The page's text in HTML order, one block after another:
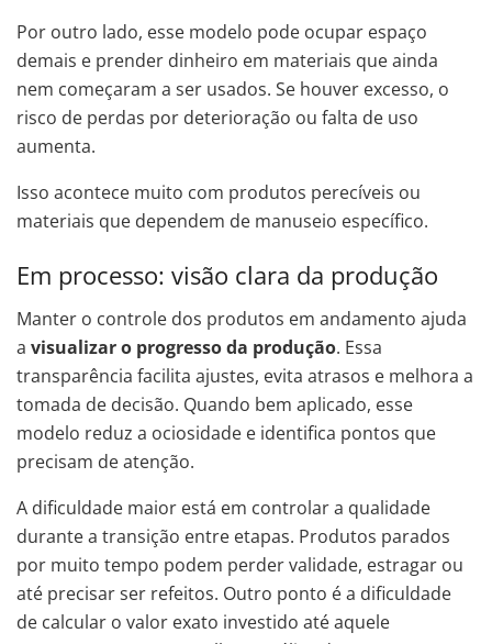
Por outro lado, esse modelo pode ocupar espaço
demais e prender dinheiro em materiais que ainda
nem começaram a ser usados. Se houver excesso, o
risco de perdas por deterioração ou falta de uso
aumenta.
Isso acontece muito com produtos perecíveis ou
materiais que dependem de manuseio específico.
Em processo: visão clara da produção
Manter o controle dos produtos em andamento ajuda
a visualizar o progresso da produção. Essa
transparência facilita ajustes, evita atrasos e melhora a
tomada de decisão. Quando bem aplicado, esse
modelo reduz a ociosidade e identifica pontos que
precisam de atenção.
A dificuldade maior está em controlar a qualidade
durante a transição entre etapas. Produtos parados
por muito tempo podem perder validade, estragar ou
até precisar ser refeitos. Outro ponto é a dificuldade
de calcular o valor exato investido até aquele